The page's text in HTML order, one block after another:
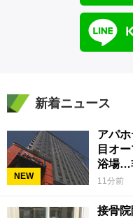
新着ニュース
NEW
アパ
目オ
浴場…
11分前
接骨